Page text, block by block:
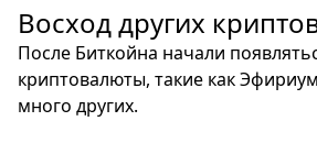
Восход других
После Биткойна начали
криптовалюты, такие как
много других.